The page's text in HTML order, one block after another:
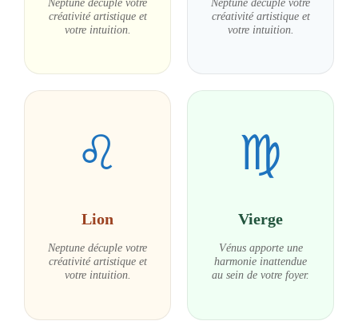
créativité artistique et
votre intuition.
créativité artistique et
votre intuition.
♌
Lion
Neptune décuple votre
créativité artistique et
votre intuition.
♍
Vierge
Vénus apporte une
harmonie inattendue
au sein de votre foyer.